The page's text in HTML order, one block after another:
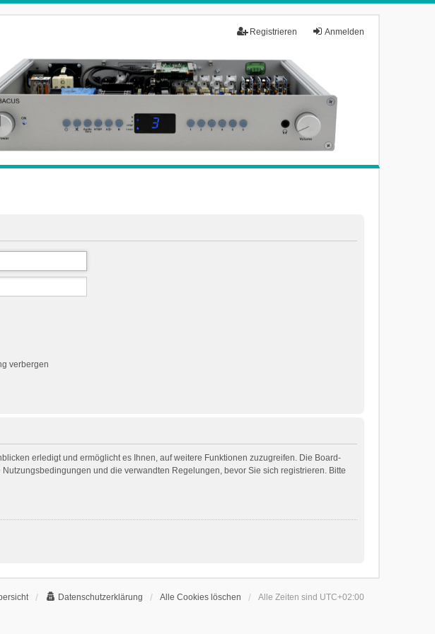
Anmelden
Registrieren
verbergen
erledigt und ermöglicht es Ihnen, auf weitere Funktionen zuzugreifen. Die Board-
und die verwandten Regelungen, bevor Sie sich registrieren. Bitte
Datenschutzerklärung Alle Cookies löschen Alle Zeiten sind UTC+02:00